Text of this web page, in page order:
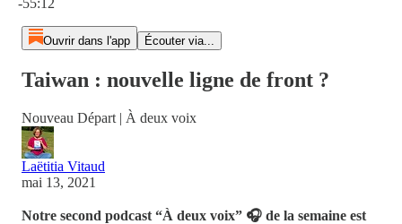
-55:12
Ouvrir dans l'app Écouter via...
Taiwan : nouvelle ligne de front ?
Nouveau Départ | À deux voix
Laëtitia Vitaud
mai 13, 2021
Notre second podcast “À deux voix” 🎧 de la semaine est